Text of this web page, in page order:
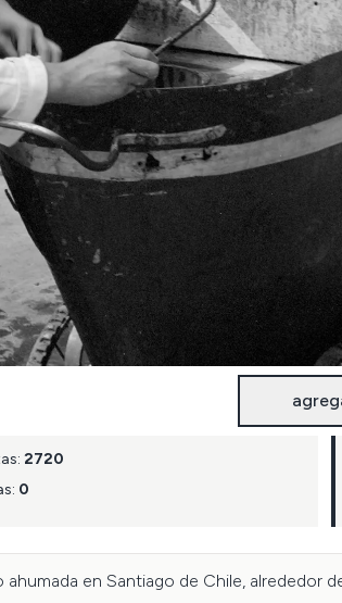
2720
0
en Santiago de Chile, alrededor